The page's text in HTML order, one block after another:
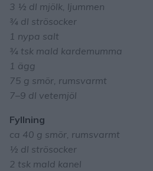
3 ½ dl mjölk, ljummen
¾ dl strösocker
1 nypa salt
¾ tsk mald kardemumma
1 ägg
75 g smör, rumsvarmt
7–9 dl vetemjöl
Fyllning
ca 40 g smör, rumsvarmt
½ dl strösocker
2 tsk mald kanel